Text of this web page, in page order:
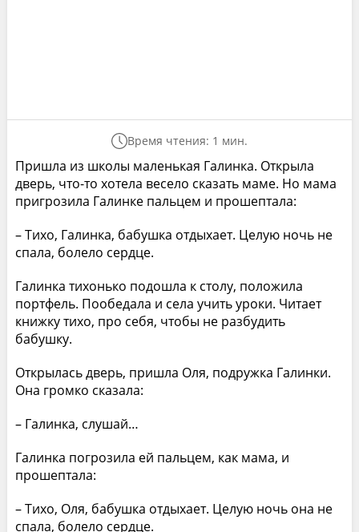
Время чтения: 1 мин.
Пришла из школы маленькая Галинка. Открыла
дверь, что-то хотела весело сказать маме. Но мама
пригрозила Галинке пальцем и прошептала:
– Тихо, Галинка, бабушка отдыхает. Целую ночь не
спала, болело сердце.
Галинка тихонько подошла к столу, положила
портфель. Пообедала и села учить уроки. Читает
книжку тихо, про себя, чтобы не разбудить
бабушку.
Открылась дверь, пришла Оля, подружка Галинки.
Она громко сказала:
– Галинка, слушай…
Галинка погрозила ей пальцем, как мама, и
прошептала:
– Тихо, Оля, бабушка отдыхает. Целую ночь она не
спала, болело сердце.